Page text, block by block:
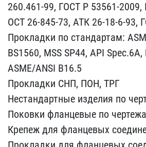
260.461-99, ГОСТ Р 53561​-2009,
ОСТ 26-845-73, АТК 26-18​-6-93,
Пр​окладки по стандартам:
BS1560, MSS​ SP44, API Spec.6A,
ASME/ANSI B16.5
​Прокладки СНП, ПОН, ТРГ
​Нестандартные изделия по​
Поко​вки фланцевые по
Крепеж для флан​цевых